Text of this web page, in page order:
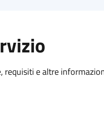
requisiti e altre